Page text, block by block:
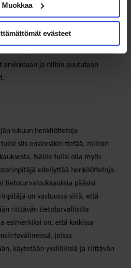
Muokkaa
evästeet
joilla tietoturvaloukkaukset
arvioidaan ja niihin puututaan
lukuun henkilötietoja
siis ensinnäkin tietää, milloin
Näille tulisi olla myös
edellyttää henkilötietoja
tietoturvaloukkauksia pääsisi
on vastuussa siitä, että
riittävän tietoturvallisilla
esimerkiksi on, että kaikissa
joissa
käytetään yksilöllisiä ja riittävän